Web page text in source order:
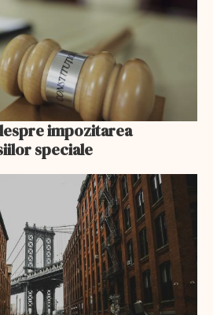
impozitarea
speciale